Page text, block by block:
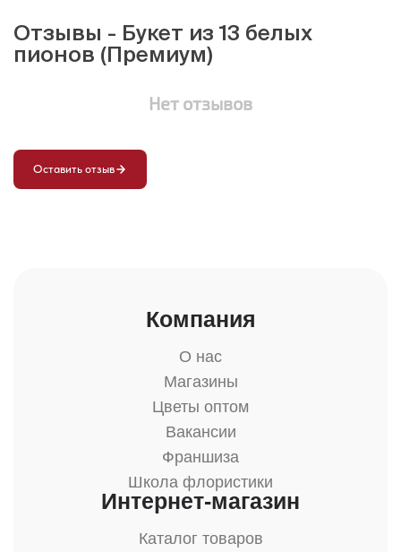
Отзывы - Букет из 13 белых
пионов (Премиум)
Нет отзывов
Оставить отзыв
Компания
О нас
Магазины
Цветы оптом
Вакансии
Франшиза
Школа флористики
Интернет-магазин
Каталог товаров